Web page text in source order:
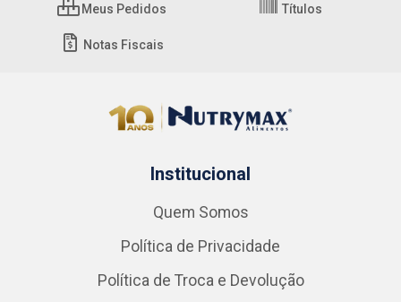
Meus Pedidos Títulos
Notas Fiscais
Institucional
Quem Somos
Política de Privacidade
Política de Troca e Devolução